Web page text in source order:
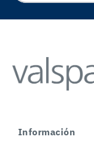
Información